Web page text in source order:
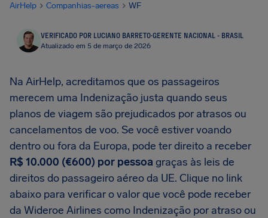
AirHelp Companhias-aereas WF
VERIFICADO POR LUCIANO BARRETO·GERENTE NACIONAL - BRASIL
Atualizado em 5 de março de 2026
Na AirHelp, acreditamos que os passageiros
merecem uma Indenização justa quando seus
planos de viagem são prejudicados por atrasos ou
cancelamentos de voo. Se você estiver voando
dentro ou fora da Europa, pode ter direito a receber
R$ 10.000 (€600) por pessoa graças às leis de
direitos do passageiro aéreo da UE. Clique no link
abaixo para verificar o valor que você pode receber
da Wideroe Airlines como Indenização por atraso ou